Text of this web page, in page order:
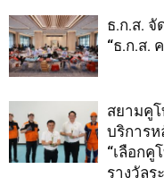
ธ.ก.ส.
“ธ.ก.ส.
สยามคูโ
บริการห
“เลือกคู
รางวัลร